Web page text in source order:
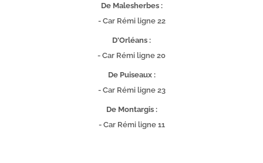
De Malesherbes :
- Car Rémi ligne 22
D'Orléans :
- Car Rémi ligne 20
De Puiseaux :
- Car Rémi ligne 23
De Montargis :
- Car Rémi ligne 11